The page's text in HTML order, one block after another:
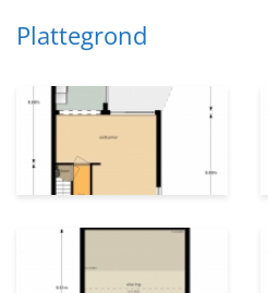
Plattegrond